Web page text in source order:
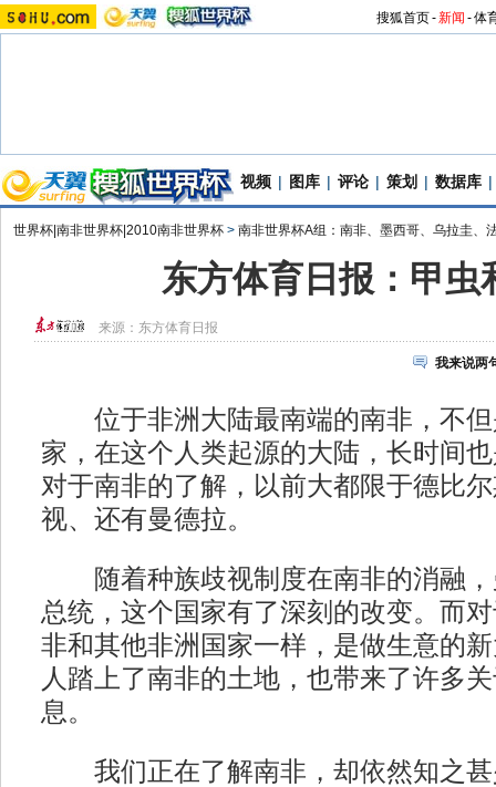
搜狐首页-新闻 -体
视频 | 图库 | 评论 | 策划 | 数据库 |
世界杯|南非世界杯|2010南非世界杯 > 南非世界杯A组：南非、墨西哥、乌拉圭、
东方体育日报：甲虫
来源： 东方体育日报
我来说两
位于非洲大陆最南端的南非，不但
家，在这个人类起源的大陆，长时间
对于南非的了解，以前大都限于德比
视、还有曼德拉。
随着种族歧视制度在南非的消融，
总统，这个国家有了深刻的改变。而
非和其他非洲国家一样，是做生意的
人踏上了南非的土地，也带来了许多
息。
我们正在了解南非，却依然知之甚